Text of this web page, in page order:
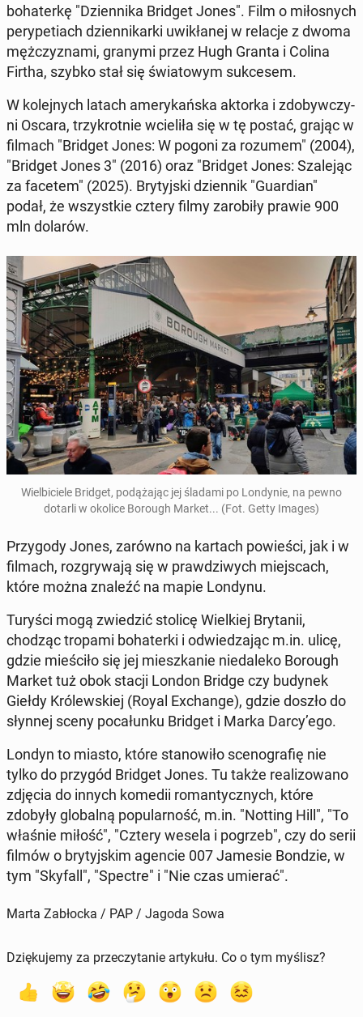
bo­ha­ter­kę "Dzien­ni­ka Bridget Jones". Film o mi­ło­snych
pe­ry­pe­tiach dzien­ni­kar­ki uwi­kła­nej w relacje z dwoma
męż­czy­zna­mi, granymi przez Hugh Granta i Colina
Firtha, szybko stał się świa­to­wym suk­ce­sem.
W ko­lej­nych latach ame­ry­kań­ska aktorka i zdo­byw­czy­
ni Oscara, trzy­krot­nie wcie­li­ła się w tę postać, grając w
filmach "Bridget Jones: W pogoni za rozumem" (2004),
"Bridget Jones 3" (2016) oraz "Bridget Jones: Sza­le­jąc
za facetem" (2025). Bry­tyj­ski dzien­nik "Gu­ar­dian"
podał, że wszyst­kie cztery filmy za­ro­bi­ły prawie 900
mln dolarów.
Wiel­bi­cie­le Bridget, po­dą­ża­jąc jej śladami po Lon­dy­nie, na pewno
dotarli w okolice Borough Market... (Fot. Getty Images)
Przy­go­dy Jones, zarówno na kartach po­wie­ści, jak i w
filmach, roz­gry­wa­ją się w praw­dzi­wych miej­scach,
które można znaleźć na mapie Londynu.
Turyści mogą zwie­dzić stolicę Wiel­kiej Bry­ta­nii,
chodząc tropami bo­ha­ter­ki i od­wie­dza­jąc m.in. ulicę,
gdzie mie­ści­ło się jej miesz­ka­nie nie­da­le­ko Borough
Market tuż obok stacji London Bridge czy budynek
Giełdy Kró­lew­skiej (Royal Exchan­ge), gdzie doszło do
słynnej sceny po­ca­łun­ku Bridget i Marka Darcy’ego.
Londyn to miasto, które sta­no­wi­ło sce­no­gra­fię nie
tylko do przygód Bridget Jones. Tu także re­ali­zo­wa­no
zdjęcia do innych komedii ro­man­tycz­nych, które
zdobyły glo­bal­ną po­pu­lar­ność, m.in. "Notting Hill", "To
właśnie miłość", "Cztery wesela i pogrzeb", czy do serii
filmów o bry­tyj­skim agencie 007 Jamesie Bondzie, w
tym "Skyfall", "Spectre" i "Nie czas umierać".
Marta Zabłocka / PAP / Jagoda Sowa
Dziękujemy za przeczytanie artykułu. Co o tym myślisz?